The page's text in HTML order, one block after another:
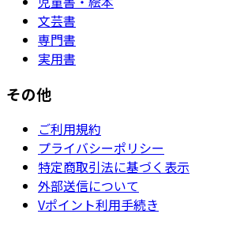
文芸書
専門書
実用書
その他
ご利用規約
プライバシーポリシー
特定商取引法に基づく表示
外部送信について
Vポイント利用手続き